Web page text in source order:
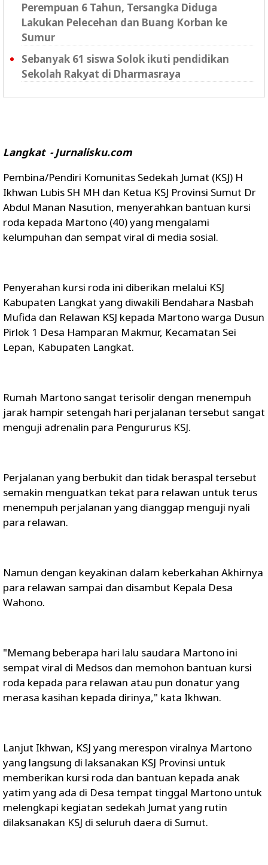
Perempuan 6 Tahun, Tersangka Diduga
Lakukan Pelecehan dan Buang Korban ke
Sumur
Sebanyak 61 siswa Solok ikuti pendidikan
Sekolah Rakyat di Dharmasraya
Langkat - Jurnalisku.com
Pembina/Pendiri Komunitas Sedekah Jumat (KSJ) H
Ikhwan Lubis SH MH dan Ketua KSJ Provinsi Sumut Dr
Abdul Manan Nasution, menyerahkan bantuan kursi
roda kepada Martono (40) yang mengalami
kelumpuhan dan sempat viral di media sosial.
Penyerahan kursi roda ini diberikan melalui KSJ
Kabupaten Langkat yang diwakili Bendahara Nasbah
Mufida dan Relawan KSJ kepada Martono warga Dusun
Pirlok 1 Desa Hamparan Makmur, Kecamatan Sei
Lepan, Kabupaten Langkat.
Rumah Martono sangat terisolir dengan menempuh
jarak hampir setengah hari perjalanan tersebut sangat
menguji adrenalin para Pengururus KSJ.
Perjalanan yang berbukit dan tidak beraspal tersebut
semakin menguatkan tekat para relawan untuk terus
menempuh perjalanan yang dianggap menguji nyali
para relawan.
Namun dengan keyakinan dalam keberkahan Akhirnya
para relawan sampai dan disambut Kepala Desa
Wahono.
"Memang beberapa hari lalu saudara Martono ini
sempat viral di Medsos dan memohon bantuan kursi
roda kepada para relawan atau pun donatur yang
merasa kasihan kepada dirinya," kata Ikhwan.
Lanjut Ikhwan, KSJ yang merespon viralnya Martono
yang langsung di laksanakan KSJ Provinsi untuk
memberikan kursi roda dan bantuan kepada anak
yatim yang ada di Desa tempat tinggal Martono untuk
melengkapi kegiatan sedekah Jumat yang rutin
dilaksanakan KSJ di seluruh daera di Sumut.